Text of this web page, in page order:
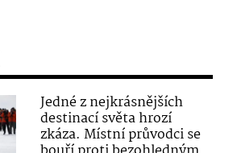
Jedné z nejkrásnějších
destinací světa hrozí
zkáza. Místní průvodci se